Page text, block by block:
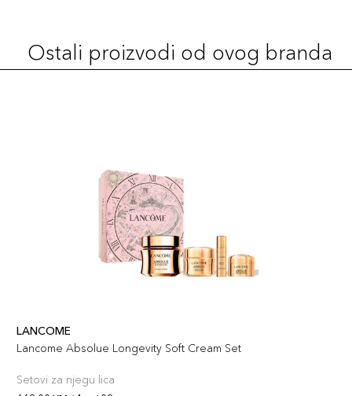
Ostali proizvodi od ovog branda
LANCOME
Lancome Absolue Longevity Soft Cream Set
Setovi za njegu lica